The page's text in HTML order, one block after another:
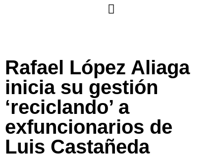
Rafael López Aliaga
inicia su gestión
‘reciclando’ a
exfuncionarios de
Luis Castañeda